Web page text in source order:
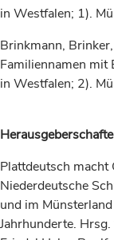
in Westfalen; 1).
Brinkmann,
Familiennamen mit
in Westfalen; 2).
Plattdeutsch macht
Niederdeutsche
und im
Jahrhunderte.